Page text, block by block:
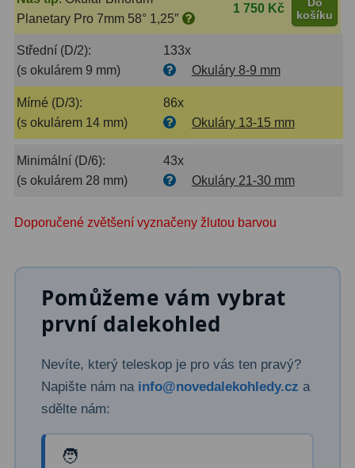
Planetární kamery19
Deep-Sky kamery
Guiding kamery
T-kroužky16
Adaptéry projekční
Filtry L-RGB7
Filtry IR-Pass6
Filtry IR-Block
Filtry Clip5
Filtry CCD Hα, OIII
Filtrová kola a rámy16
Planetary Pro 7mm 58° 1,25″
1 750 Kč
košíku
Střední (D/2):
133x
(s okulárem 9 mm)
Okuláry 8-9 mm
Mírné (D/3):
86x
(s okulárem 14 mm)
Okuláry 13-15 mm
Minimální (D/6):
43x
(s okulárem 28 mm)
Okuláry 21-30 mm
Doporučené zvětšení vyznačeny žlutou barvou
Pomůžeme vám vybrat
první dalekohled
Nevíte, který teleskop je pro vás ten pravý?
Napište nám na info@novedalekohledy.cz a
sdělte nám: